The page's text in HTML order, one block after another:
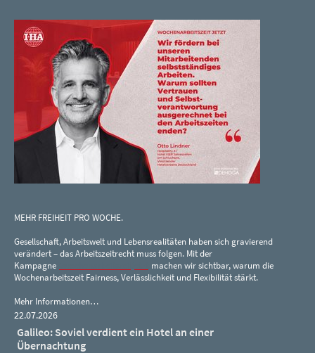
MEHR FREIHEIT PRO WOCHE.
Gesellschaft, Arbeitswelt und Lebensrealitäten haben sich gravierend
verändert – das Arbeitszeitrecht muss folgen. Mit der
Kampagne
machen wir sichtbar, warum die
Wochenarbeitszeit Fairness, Verlässlichkeit und Flexibilität stärkt.
Mehr Informationen…
22.07.2026
Galileo: Soviel verdient ein Hotel an einer
Übernachtung